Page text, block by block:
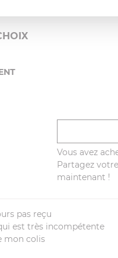
Vous avez
Partagez
maintenant !
pas reçu
est très incompétente
mon colis